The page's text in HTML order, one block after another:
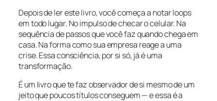
Depois de ler este livro, você começa a notar loops
em todo lugar. No impulso de checar o celular. Na
sequência de passos que você faz quando chega em
casa. Na forma como sua empresa reage a uma
crise. Essa consciência, por si só, já é uma
transformação.
É um livro que te faz observador de si mesmo de um
jeito que poucos títulos conseguem — e essa é a